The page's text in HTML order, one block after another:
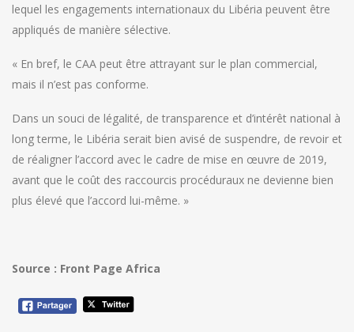
lequel les engagements internationaux du Libéria peuvent être
appliqués de manière sélective.
« En bref, le CAA peut être attrayant sur le plan commercial,
mais il n’est pas conforme.
Dans un souci de légalité, de transparence et d’intérêt national à
long terme, le Libéria serait bien avisé de suspendre, de revoir et
de réaligner l’accord avec le cadre de mise en œuvre de 2019,
avant que le coût des raccourcis procéduraux ne devienne bien
plus élevé que l’accord lui-même. »
Source : Front Page Africa